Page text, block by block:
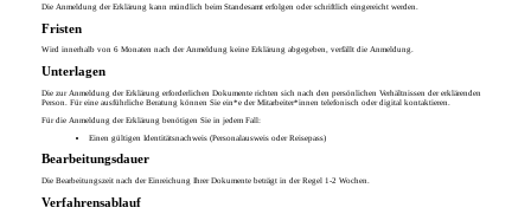
Die Anmeldung der Erklärung kann mündlich beim Standesamt erfolgen oder schriftlich eingereicht werden.
Fristen
Wird innerhalb von 6 Monaten nach der Anmeldung keine Erklärung abgegeben, verfällt die Anmeldung.
Unterlagen
Die zur Anmeldung der Erklärung erforderlichen Dokumente richten sich nach den persönlichen Verhältnissen der erklärenden
Person. Für eine ausführliche Beratung können Sie ein*e der Mitarbeiter*innen telefonisch oder digital kontaktieren.
Für die Anmeldung der Erklärung benötigen Sie in jedem Fall:
Einen gültigen Identitätsnachweis (Personalausweis oder Reisepass)
Bearbeitungsdauer
Die Bearbeitungszeit nach der Einreichung Ihrer Dokumente beträgt in der Regel 1-2 Wochen.
Verfahrensablauf